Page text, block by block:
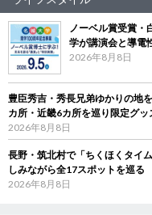
ノーベル賞受賞
学が講演会と導電
2026年8月8日
豊臣秀吉・秀長兄弟ゆかりの地
カ所・近畿6カ所を巡り限定グッ
2026年8月8日
長野・筑北村で「ちくほくタイ
しみながら全17スポットを巡る
2026年8月8日